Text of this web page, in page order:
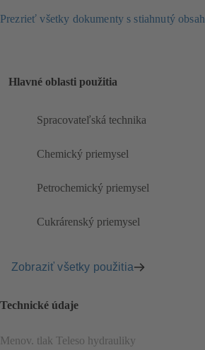
Prezrieť všetky dokumenty s stiahnutý obsah
Hlavné oblasti použitia
Spracovateľská technika
Chemický priemysel
Petrochemický priemysel
Cukrárenský priemysel
Zobraziť všetky použitia
Technické údaje
Menov. tlak Teleso hydrauliky